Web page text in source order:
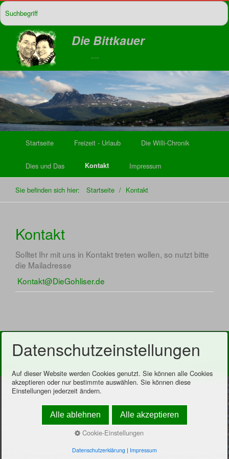
Die Bittkauer
....
Startseite Freizeit - Urlaub Die Willi-Chronik
Dies und Das Kontakt Impressum
Sie befinden sich hier: Startseite / Kontakt
Kontakt
Solltet Ihr mit uns in Kontakt treten wollen, so nutzt bitte
die Mailadresse
Kontakt@DieGohliser.de
Startseite
Impressum
Diese Homepage erhebt keinen Anspruch auf besondere Schönheit
Website erstellt mit Zeta Producer
Datenschutzeinstellungen
Auf dieser Website werden Cookies genutzt. Sie können alle Cookies
akzeptieren oder nur bestimmte auswählen. Sie können diese
Einstellungen jederzeit ändern.
Alle ablehnen Alle akzeptieren
Cookie-Einstellungen
Datenschutzerklärung| Impressum